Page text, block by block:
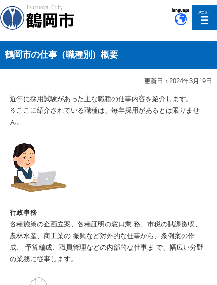
鶴岡市の仕事（職種別）概要
更新日：2024年3月19日
近年に採用試験があった主な職種の仕事内容を紹介します。
※ここに紹介されている職種は、毎年採用があるとは限りませ
ん。
行政事務
各種施策の企画立案、各種証明の窓口業 務、市税の賦課徴収、
農林水産、商工業の 振興など対外的な仕事から、条例案の作
成、 予算編成、職員管理などの内部的な仕事ま で、幅広い分野
の業務に従事します。